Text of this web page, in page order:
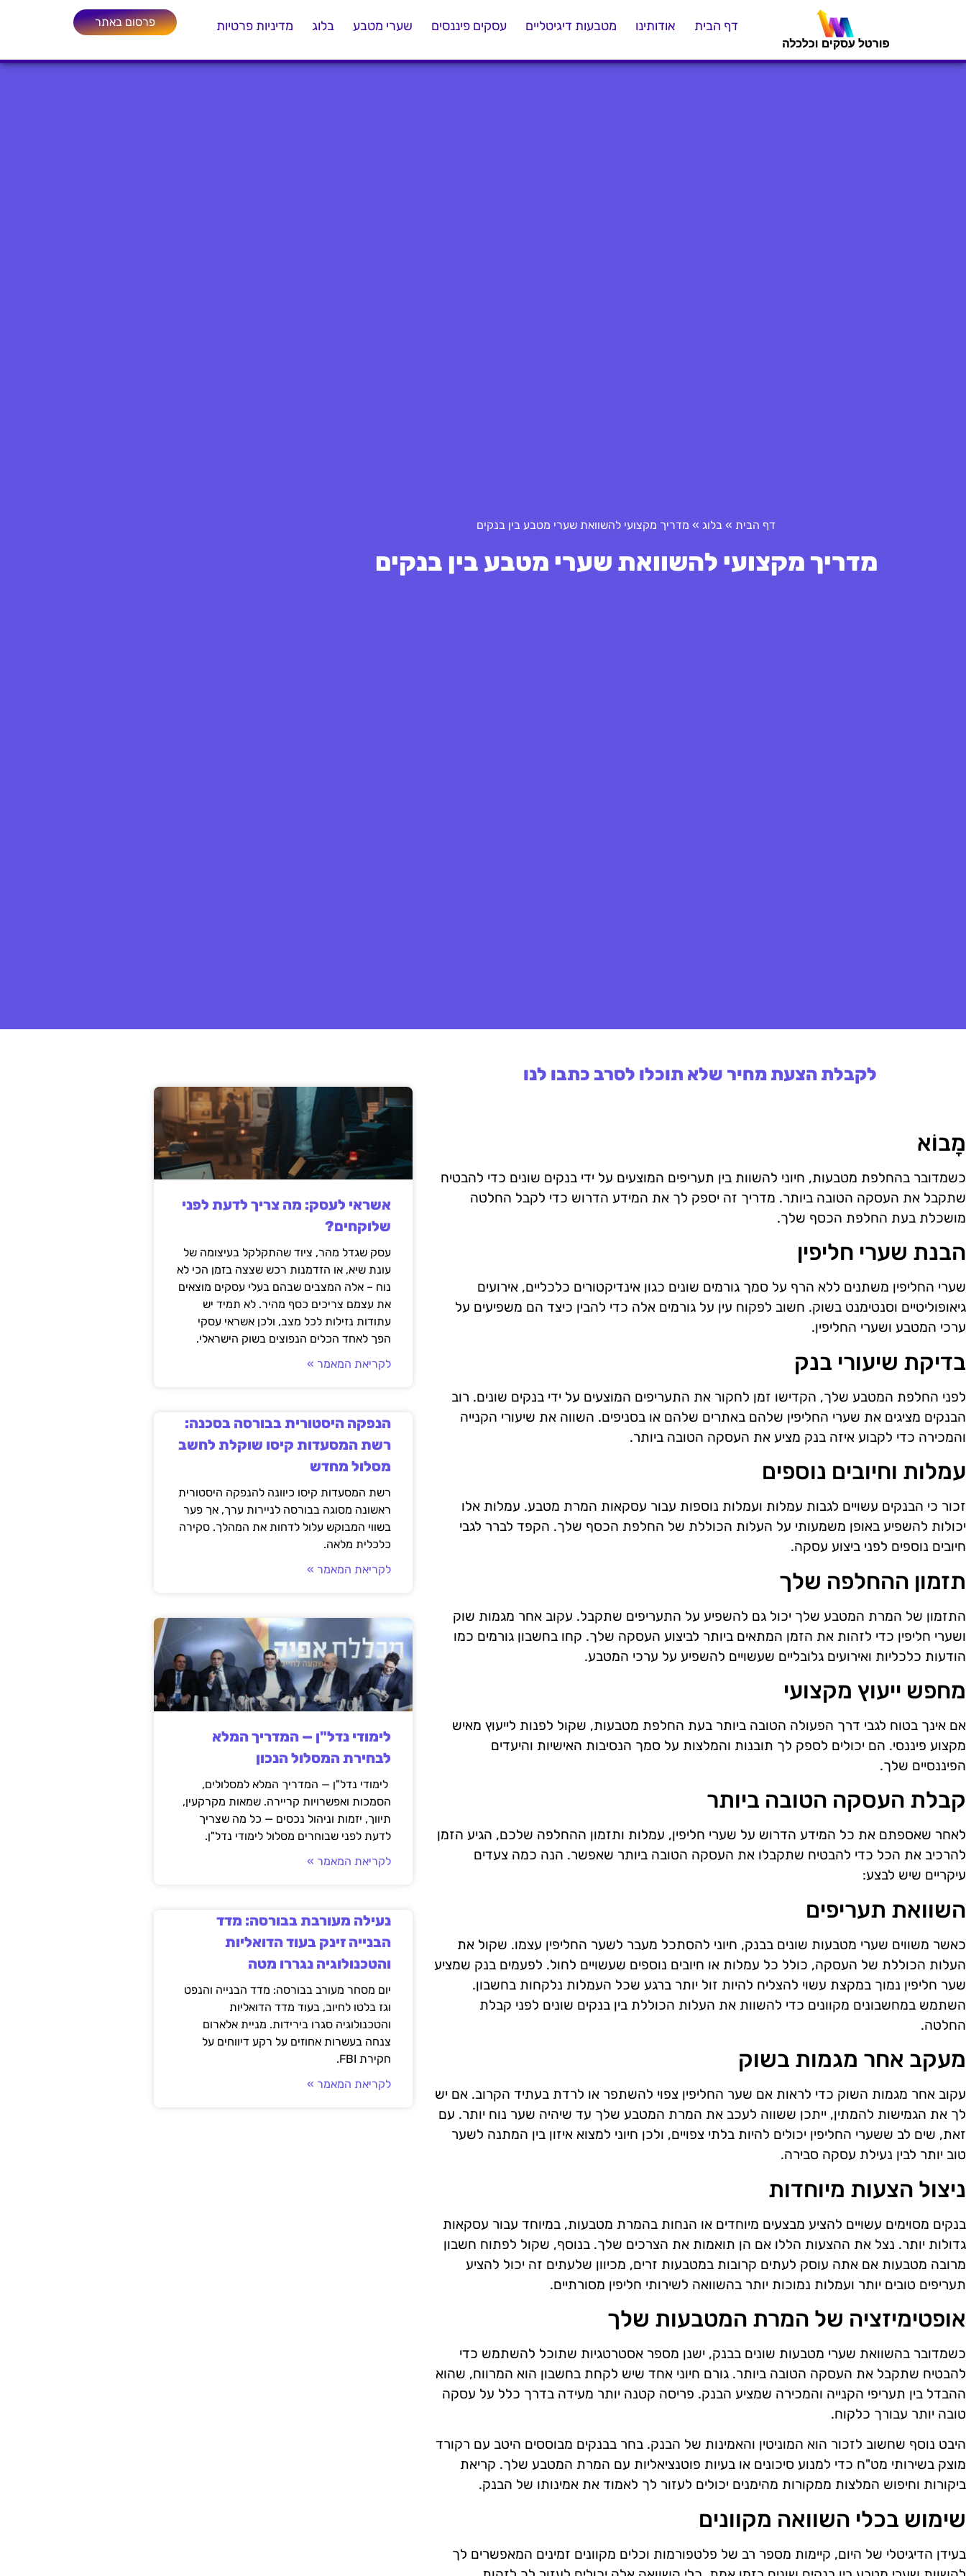
דף הבית אודותינו מטבעות דיגיטליים עסקים פיננסים שערי מטבע בלוג מדיניות פרטיות פרסום באתר
דף הבית » בלוג » מדריך מקצועי להשוואת שערי מטבע בין בנקים
מדריך מקצועי להשוואת שערי מטבע בין בנקים
לקבלת הצעת מחיר שלא תוכלו לסרב כתבו לנו
מָבוֹא
כשמדובר בהחלפת מטבעות, חיוני להשוות בין תעריפים המוצעים על ידי בנקים שונים כדי להבטיח
שתקבל את העסקה הטובה ביותר. מדריך זה יספק לך את המידע הדרוש כדי לקבל החלטה
מושכלת בעת החלפת הכסף שלך.
הבנת שערי חליפין
שערי החליפין משתנים ללא הרף על סמך גורמים שונים כגון אינדיקטורים כלכליים, אירועים
גיאופוליטיים וסנטימנט בשוק. חשוב לפקוח עין על גורמים אלה כדי להבין כיצד הם משפיעים על
ערכי המטבע ושערי החליפין.
בדיקת שיעורי בנק
לפני החלפת המטבע שלך, הקדישו זמן לחקור את התעריפים המוצעים על ידי בנקים שונים. רוב
הבנקים מציגים את שערי החליפין שלהם באתרים שלהם או בסניפים. השווה את שיעורי הקנייה
והמכירה כדי לקבוע איזה בנק מציע את העסקה הטובה ביותר.
עמלות וחיובים נוספים
זכור כי הבנקים עשויים לגבות עמלות ועמלות נוספות עבור עסקאות המרת מטבע. עמלות אלו
יכולות להשפיע באופן משמעותי על העלות הכוללת של החלפת הכסף שלך. הקפד לברר לגבי
חיובים נוספים לפני ביצוע עסקה.
תזמון ההחלפה שלך
התזמון של המרת המטבע שלך יכול גם להשפיע על התעריפים שתקבל. עקוב אחר מגמות שוק
ושערי חליפין כדי לזהות את הזמן המתאים ביותר לביצוע העסקה שלך. קחו בחשבון גורמים כמו
הודעות כלכליות ואירועים גלובליים שעשויים להשפיע על ערכי המטבע.
מחפש ייעוץ מקצועי
אם אינך בטוח לגבי דרך הפעולה הטובה ביותר בעת החלפת מטבעות, שקול לפנות לייעוץ מאיש
מקצוע פיננסי. הם יכולים לספק לך תובנות והמלצות על סמך הנסיבות האישיות והיעדים
הפיננסיים שלך.
קבלת העסקה הטובה ביותר
לאחר שאספתם את כל המידע הדרוש על שערי חליפין, עמלות ותזמון ההחלפה שלכם, הגיע הזמן
להרכיב את הכל כדי להבטיח שתקבלו את העסקה הטובה ביותר שאפשר. הנה כמה צעדים
עיקריים שיש לבצע:
השוואת תעריפים
כאשר משווים שערי מטבעות שונים בבנק, חיוני להסתכל מעבר לשער החליפין עצמו. שקול את
העלות הכוללת של העסקה, כולל כל עמלות או חיובים נוספים שעשויים לחול. לפעמים בנק שמציע
שער חליפין נמוך במקצת עשוי להצליח להיות זול יותר ברגע שכל העמלות נלקחות בחשבון.
השתמש במחשבונים מקוונים כדי להשוות את העלות הכוללת בין בנקים שונים לפני קבלת
החלטה.
מעקב אחר מגמות בשוק
עקוב אחר מגמות השוק כדי לראות אם שער החליפין צפוי להשתפר או לרדת בעתיד הקרוב. אם יש
לך את הגמישות להמתין, ייתכן ששווה לעכב את המרת המטבע שלך עד שיהיה שער נוח יותר. עם
זאת, שים לב ששערי החליפין יכולים להיות בלתי צפויים, ולכן חיוני למצוא איזון בין המתנה לשער
טוב יותר לבין נעילת עסקה סבירה.
ניצול הצעות מיוחדות
בנקים מסוימים עשויים להציע מבצעים מיוחדים או הנחות בהמרת מטבעות, במיוחד עבור עסקאות
גדולות יותר. נצל את ההצעות הללו אם הן תואמות את הצרכים שלך. בנוסף, שקול לפתוח חשבון
מרובה מטבעות אם אתה עוסק לעתים קרובות במטבעות זרים, מכיוון שלעתים זה יכול להציע
תעריפים טובים יותר ועמלות נמוכות יותר בהשוואה לשירותי חליפין מסורתיים.
אופטימיזציה של המרת המטבעות שלך
כשמדובר בהשוואת שערי מטבעות שונים בבנק, ישנן מספר אסטרטגיות שתוכל להשתמש כדי
להבטיח שתקבל את העסקה הטובה ביותר. גורם חיוני אחד שיש לקחת בחשבון הוא המרווח, שהוא
ההבדל בין תעריפי הקנייה והמכירה שמציע הבנק. פריסה קטנה יותר מעידה בדרך כלל על עסקה
טובה יותר עבורך כלקוח.
היבט נוסף שחשוב לזכור הוא המוניטין והאמינות של הבנק. בחר בבנקים מבוססים היטב עם רקורד
מוצק בשירותי מט"ח כדי למנוע סיכונים או בעיות פוטנציאליות עם המרת המטבע שלך. קריאת
ביקורות וחיפוש המלצות ממקורות מהימנים יכולים לעזור לך לאמוד את אמינותו של הבנק.
שימוש בכלי השוואה מקוונים
בעידן הדיגיטלי של היום, קיימות מספר רב של פלטפורמות וכלים מקוונים זמינים המאפשרים לך
אשראי לעסק: מה צריך לדעת לפני
שלוקחים?
עסק שגדל מהר, ציוד שהתקלקל בעיצומה של
עונת שיא, או הזדמנות רכש שצצה בזמן הכי לא
נוח – אלה המצבים שבהם בעלי עסקים מוצאים
את עצמם צריכים כסף מהיר. לא תמיד יש
עתודות נזילות לכל מצב, ולכן אשראי עסקי
הפך לאחד הכלים הנפוצים בשוק הישראלי.
לקריאת המאמר »
הנפקה היסטורית בבורסה בסכנה:
רשת המסעדות קיסו שוקלת לחשב
מסלול מחדש
רשת המסעדות קיסו כיוונה להנפקה היסטורית
ראשונה מסוגה בבורסה לניירות ערך, אך פער
בשווי המבוקש עלול לדחות את המהלך. סקירה
כלכלית מלאה.
לקריאת המאמר »
לימודי נדל"ן — המדריך המלא
לבחירת המסלול הנכון
לימודי נדל"ן — המדריך המלא למסלולים,
הסמכות ואפשרויות קריירה. שמאות מקרקעין,
תיווך, יזמות וניהול נכסים — כל מה שצריך
לדעת לפני שבוחרים מסלול לימודי נדל"ן.
לקריאת המאמר »
נעילה מעורבת בבורסה: מדד
הבנייה זינק בעוד הדואליות
והטכנולוגיה נגררו מטה
יום מסחר מעורב בבורסה: מדד הבנייה והנפט
וגז בלטו לחיוב, בעוד מדד הדואליות
והטכנולוגיה סגרו בירידות. מניית אלארום
צנחה בעשרות אחוזים על רקע דיווחים על
חקירת FBI.
לקריאת המאמר »